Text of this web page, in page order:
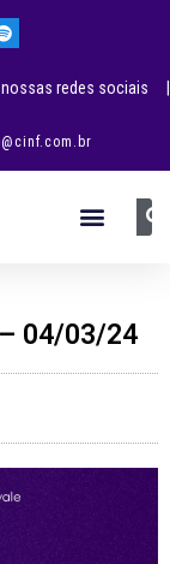
redes sociais |
04/03/24